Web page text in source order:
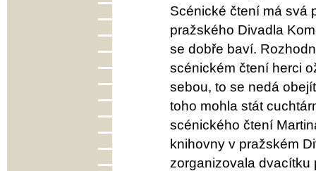
Scénické čtení má svá
pražského Divadla
se dobře baví.
scénickém čtení herci
sebou, to se nedá
toho mohla stát
scénického čtení
knihovny v pražském
zorganizovala dvacítku